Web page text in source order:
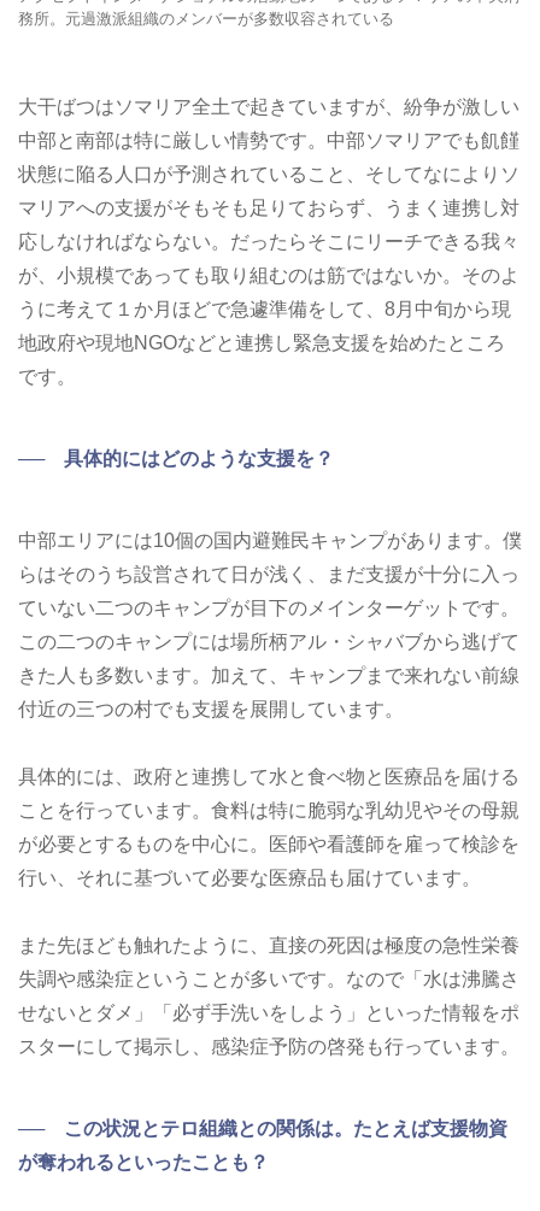
務所。元過激派組織のメンバーが多数収容されている
大干ばつはソマリア全土で起きていますが、紛争が激しい
中部と南部は特に厳しい情勢です。中部ソマリアでも飢饉
状態に陥る人口が予測されていること、そしてなによりソ
マリアへの支援がそもそも足りておらず、うまく連携し対
応しなければならない。だったらそこにリーチできる我々
が、小規模であっても取り組むのは筋ではないか。そのよ
うに考えて１か月ほどで急遽準備をして、8月中旬から現
地政府や現地NGOなどと連携し緊急支援を始めたところ
です。
── 具体的にはどのような支援を？
中部エリアには10個の国内避難民キャンプがあります。僕
らはそのうち設営されて日が浅く、まだ支援が十分に入っ
ていない二つのキャンプが目下のメインターゲットです。
この二つのキャンプには場所柄アル・シャバブから逃げて
きた人も多数います。加えて、キャンプまで来れない前線
付近の三つの村でも支援を展開しています。
具体的には、政府と連携して水と食べ物と医療品を届ける
ことを行っています。食料は特に脆弱な乳幼児やその母親
が必要とするものを中心に。医師や看護師を雇って検診を
行い、それに基づいて必要な医療品も届けています。
また先ほども触れたように、直接の死因は極度の急性栄養
失調や感染症ということが多いです。なので「水は沸騰さ
せないとダメ」「必ず手洗いをしよう」といった情報をポ
スターにして掲示し、感染症予防の啓発も行っています。
── この状況とテロ組織との関係は。たとえば支援物資
が奪われるといったことも？